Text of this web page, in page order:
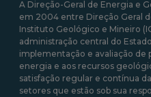
A Direção-Geral de Energia e
em 2004 entre Direção Geral
Instituto Geológico e Mineiro
administração central do
implementação e avaliação de
energia e aos recursos
satisfação regular e contínua
setores que estão sob sua